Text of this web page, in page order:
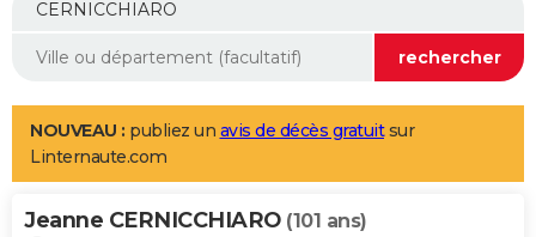
Mobiles
Meilleur smartphone
Internet
Ordinateurs
Jeux vidéo
Guide high-tech
Aménagement intérieur
LIFESTYLE
Art de vivre
Bien-être
Loisirs
Mode
Modes de vie
Alimentation
Guide de la santé
Maladies
Médicaments
Sommeil
VOYAGE
NOUVEAU : publiez un avis de décès gratuitsur
Linternaute.com
Jeanne CERNICCHIARO (101 ans)